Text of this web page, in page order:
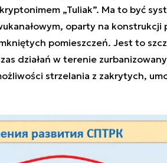
„Tuliak”. Ma to być
oparty na konstrukcji
pomieszczeń. Jest to
działań w terenie
strzelania z zakrytych,